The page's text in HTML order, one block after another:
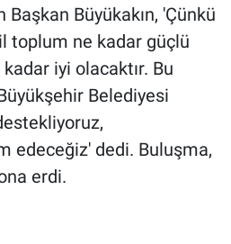
Başkan Büyükakın, 'Çünkü
toplum ne kadar güçlü
iyi olacaktır. Bu
Belediyesi
edeceğiz' dedi. Buluşma,
erdi.